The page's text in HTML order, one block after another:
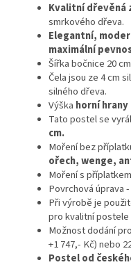
Kvalitní dřevěná
smrkového dřeva.
Elegantní,
maximální
Šířka bočnice 20
Čela jsou ze 4 cm
silného dřeva.
Výška horní
Tato postel se
cm.
Moření bez
ořech, wenge,
Moření s
Povrchová úprava
Při výrobě je
pro kvalitní postele
Možnost dodání
+1 747,- Kč) nebo
Postel od